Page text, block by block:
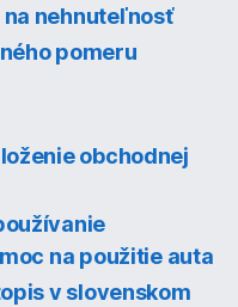
na nehnuteľnosť
pomeru
obchodnej
na použitie auta
v slovenskom